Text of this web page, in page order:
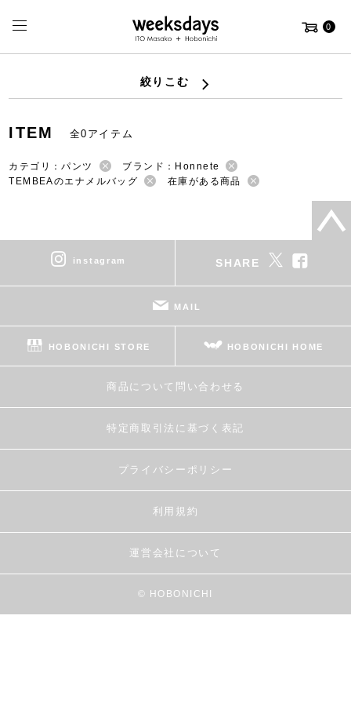
0
絞りこむ
ITEM 全0アイテム
カテゴリ：パンツ
ブランド：Honnete
TEMBEAのエナメルバッグ
在庫がある商品
instagram SHARE
MAIL
HOBONICHI STORE HOBONICHI HOME
商品について問い合わせる
特定商取引法に基づく表記
プライバシーポリシー
利用規約
運営会社について
© HOBONICHI